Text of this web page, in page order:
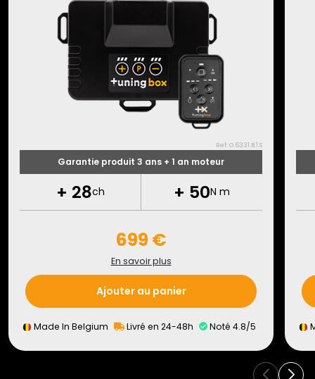
Ref: O.6331.B.1.S
Garantie produit 3 ans + 1 an moteur
+ 28ch + 50N m
699 €
En savoir plus
Ajouter au panier
Made In Belgium Livré en 24-48h Noté 4.8/5